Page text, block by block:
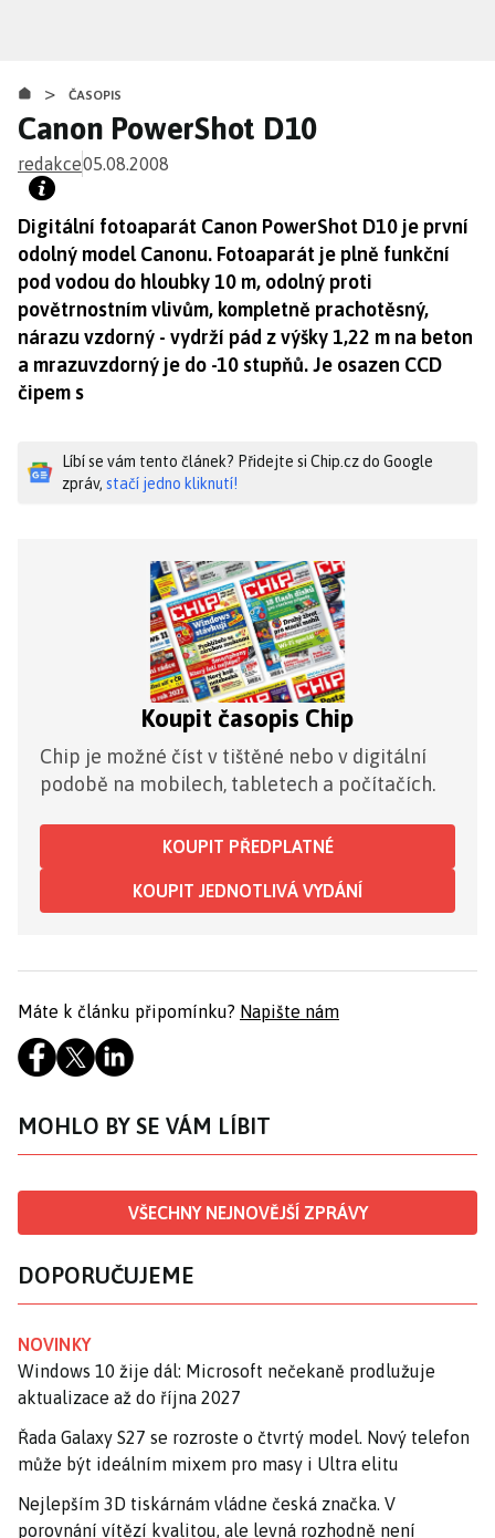
obsahu
> ČASOPIS
Canon PowerShot D10
redakce05.08.2008
Digitální fotoaparát Canon PowerShot D10 je první
odolný model Canonu. Fotoaparát je plně funkční
pod vodou do hloubky 10 m, odolný proti
povětrnostním vlivům, kompletně prachotěsný,
nárazu vzdorný - vydrží pád z výšky 1,22 m na beton
a mrazuvzdorný je do -10 stupňů. Je osazen CCD
čipem s
Líbí se vám tento článek? Přidejte si Chip.cz do Google
zpráv, stačí jedno kliknutí!
Koupit časopis Chip
Chip je možné číst v tištěné nebo v digitální
podobě na mobilech, tabletech a počítačích.
KOUPIT PŘEDPLATNÉ
KOUPIT JEDNOTLIVÁ VYDÁNÍ
Máte k článku připomínku? Napište nám
MOHLO BY SE VÁM LÍBIT
VŠECHNY NEJNOVĚJŠÍ ZPRÁVY
DOPORUČUJEME
NOVINKY
Windows 10 žije dál: Microsoft nečekaně prodlužuje
aktualizace až do října 2027
Řada Galaxy S27 se rozroste o čtvrtý model. Nový telefon
může být ideálním mixem pro masy i Ultra elitu
Nejlepším 3D tiskárnám vládne česká značka. V
porovnání vítězí kvalitou, ale levná rozhodně není